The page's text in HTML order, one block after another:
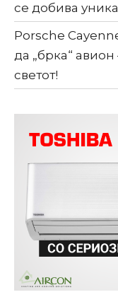
се добива
Porsche
да „брка“ авион
светот!